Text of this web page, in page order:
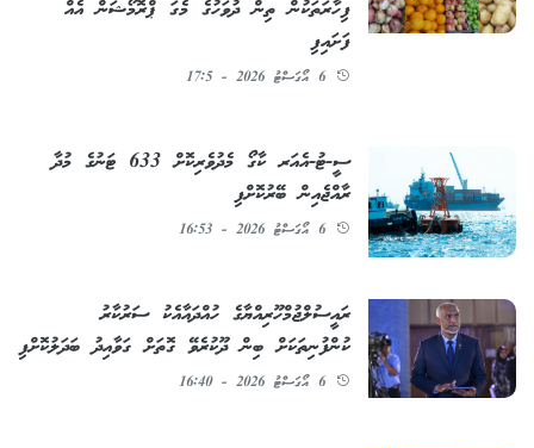
ފިހާރަތަކުން ތިން ދުވަހުގެ މެގަ ޕްރޮމޯޝަން އެއް
ފަށައިފި
6 އޯގަސްޓު 2026 - 17:5
ސީ-ޓު-އެއަރ ކާގޯ މެދުވެރިކޮށް 633 ޓަނުގެ މުދާ
ރާއްޖެއިން ބޭރުކޮށްފި
6 އޯގަސްޓު 2026 - 16:53
ރައީސުލްޖުމްހޫރިއްޔާގެ ހުއްދައާއެކު ސަރުކާރު
ކުންފުނިތަކަށް ބިން ދޫކުރެވޭ ގޮތަށް ގަވާއިދު ބަދަލުކޮށްފި
6 އޯގަސްޓު 2026 - 16:40